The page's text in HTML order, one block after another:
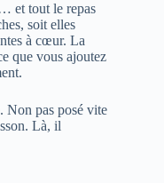
et tout le repas
soit elles
à cœur. La
que vous ajoutez
. Non pas posé vite
Là, il